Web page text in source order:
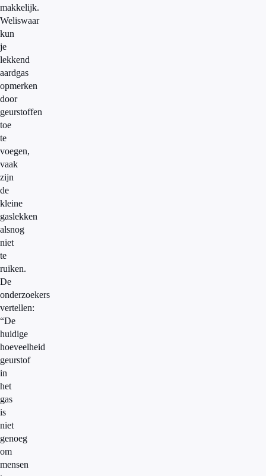
makkelijk.
Weliswaar
kun
je
lekkend
aardgas
opmerken
door
geurstoffen
toe
te
voegen,
vaak
zijn
de
kleine
gaslekken
alsnog
niet
te
ruiken.
De
onderzoekers
vertellen:
“De
huidige
hoeveelheid
geurstof
in
het
gas
is
niet
genoeg
om
mensen